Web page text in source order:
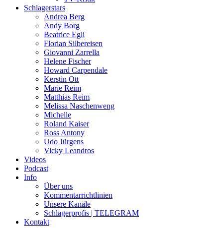
Schlagerstars
Andrea Berg
Andy Borg
Beatrice Egli
Florian Silbereisen
Giovanni Zarrella
Helene Fischer
Howard Carpendale
Kerstin Ott
Marie Reim
Matthias Reim
Melissa Naschenweng
Michelle
Roland Kaiser
Ross Antony
Udo Jürgens
Vicky Leandros
Videos
Podcast
Info
Über uns
Kommentarrichtlinien
Unsere Kanäle
Schlagerprofis | TELEGRAM
Kontakt